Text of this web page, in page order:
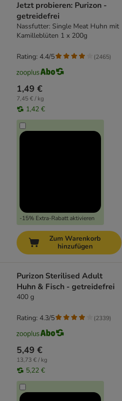
Jetzt probieren: Purizon -
getreidefrei
Nassfutter: Single Meat Huhn mit
Kamilleblüten 1 x 200g
1,49 €
7,45 € / kg
1,42 €
-15% Extra-Rabatt aktivieren
Rating: 4.4/5 (2465)
Zum Warenkorb
hinzufügen
Purizon Sterilised Adult
Huhn & Fisch - getreidefrei
400 g
5,49 €
13,73 € / kg
5,22 €
Rating: 4.3/5 (2339)